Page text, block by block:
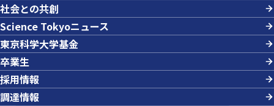
社会との共創
Science Tokyoニュース
東京科学大学基金
卒業生
採用情報
調達情報